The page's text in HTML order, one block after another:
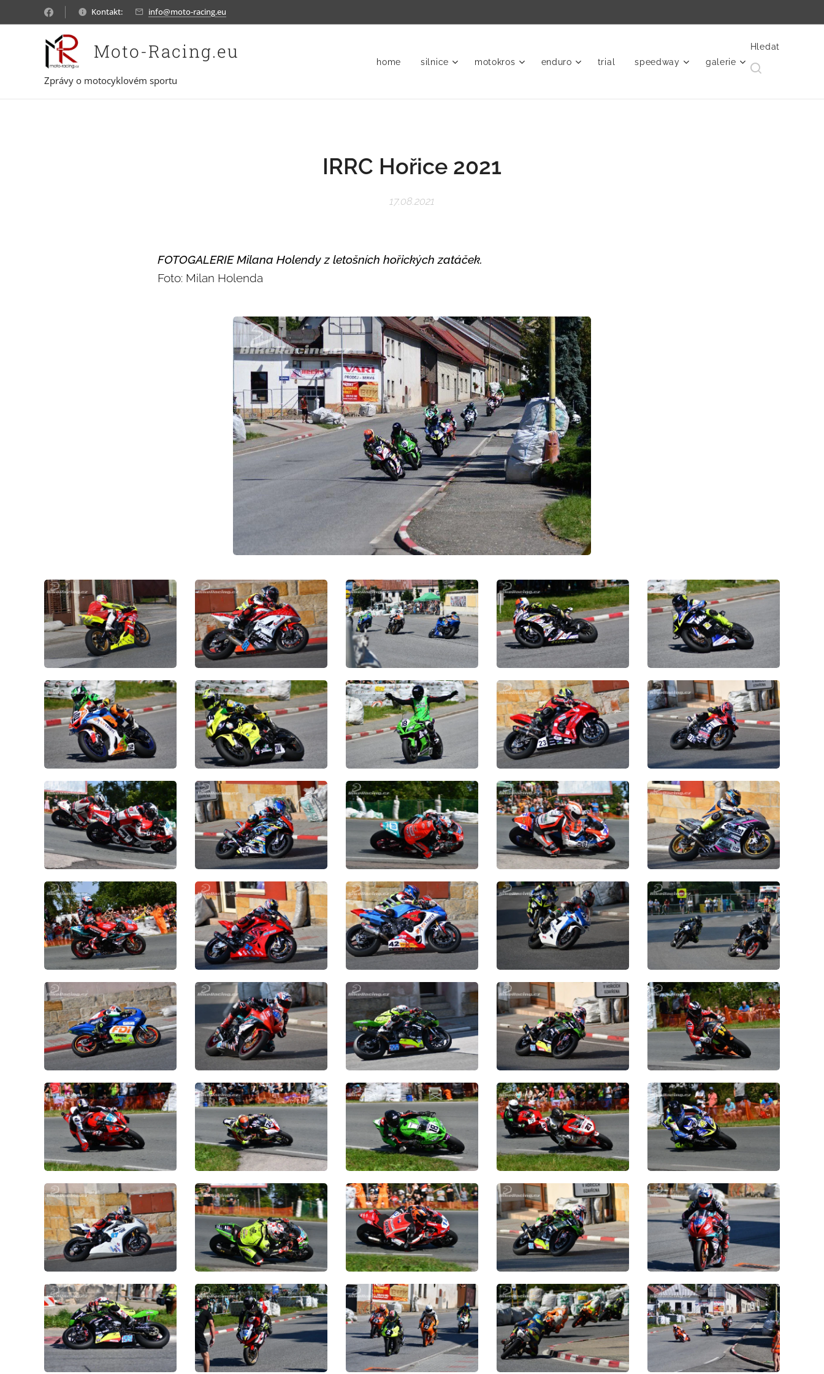
Kontakt: info@moto-racing.eu
Moto-Racing.eu
Zprávy o motocyklovém sportu
home silnice motokros enduro trial speedway galerie
Hledat
IRRC Hořice 2021
17.08.2021
FOTOGALERIE Milana Holendy z letošních hořických zatáček.
Foto: Milan Holenda